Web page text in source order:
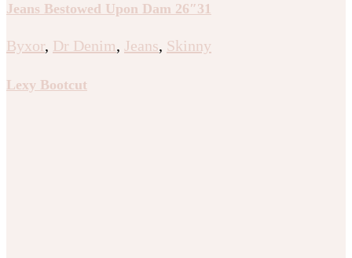
Jeans Bestowed Upon Dam 26″31
Byxor, Dr Denim, Jeans, Skinny
Lexy Bootcut